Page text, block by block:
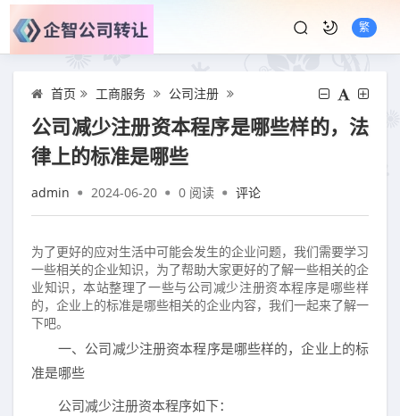
繁
首页 工商服务 公司注册
公司减少注册资本程序是哪些样的，法
律上的标准是哪些
admin 2024-06-20 0 阅读 评论
为了更好的应对生活中可能会发生的企业问题，我们需要学习
一些相关的企业知识，为了帮助大家更好的了解一些相关的企
业知识，本站整理了一些与公司减少注册资本程序是哪些样
的，企业上的标准是哪些相关的企业内容，我们一起来了解一
下吧。
一、公司减少注册资本程序是哪些样的，企业上的标
准是哪些
公司减少注册资本程序如下：